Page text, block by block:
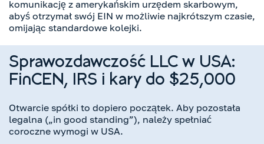
komunikację z amerykańskim urzędem skarbowym,
abyś otrzymał swój EIN w możliwie najkrótszym czasie,
omijając standardowe kolejki.
Sprawozdawczość LLC w USA:
FinCEN, IRS i kary do $25,000
Otwarcie spółki to dopiero początek. Aby pozostała
legalna („in good standing”), należy spełniać
coroczne wymogi w USA.